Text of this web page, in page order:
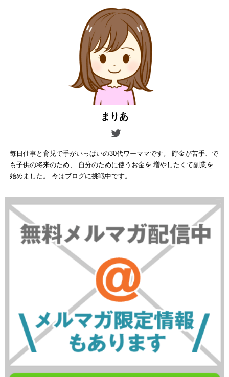
まりあ
毎日仕事と育児で手がいっぱいの30代ワーママです。 貯金が苦手、で
も子供の将来のため、 自分のために使うお金を 増やしたくて副業を
始めました。 今はブログに挑戦中です。